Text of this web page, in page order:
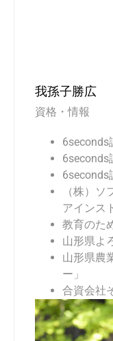
我孫子勝広
資格・情報
6seconds
6seconds
6seconds
（株）
アインス
教育のた
山形県よ
山形県農
ー」
合資会社